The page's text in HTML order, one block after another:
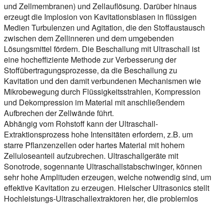
und Zellmembranen) und Zellauflösung. Darüber hinaus
erzeugt die Implosion von Kavitationsblasen in flüssigen
Medien Turbulenzen und Agitation, die den Stoffaustausch
zwischen dem Zellinneren und dem umgebenden
Lösungsmittel fördern. Die Beschallung mit Ultraschall ist
eine hocheffiziente Methode zur Verbesserung der
Stoffübertragungsprozesse, da die Beschallung zu
Kavitation und den damit verbundenen Mechanismen wie
Mikrobewegung durch Flüssigkeitsstrahlen, Kompression
und Dekompression im Material mit anschließendem
Aufbrechen der Zellwände führt.
Abhängig vom Rohstoff kann der Ultraschall-
Extraktionsprozess hohe Intensitäten erfordern, z.B. um
starre Pflanzenzellen oder hartes Material mit hohem
Zelluloseanteil aufzubrechen. Ultraschallgeräte mit
Sonotrode, sogennante Ultraschallstabschwinger, können
sehr hohe Amplituden erzeugen, welche notwendig sind, um
effektive Kavitation zu erzeugen. Hielscher Ultrasonics stellt
Hochleistungs-Ultraschallextraktoren her, die problemlos